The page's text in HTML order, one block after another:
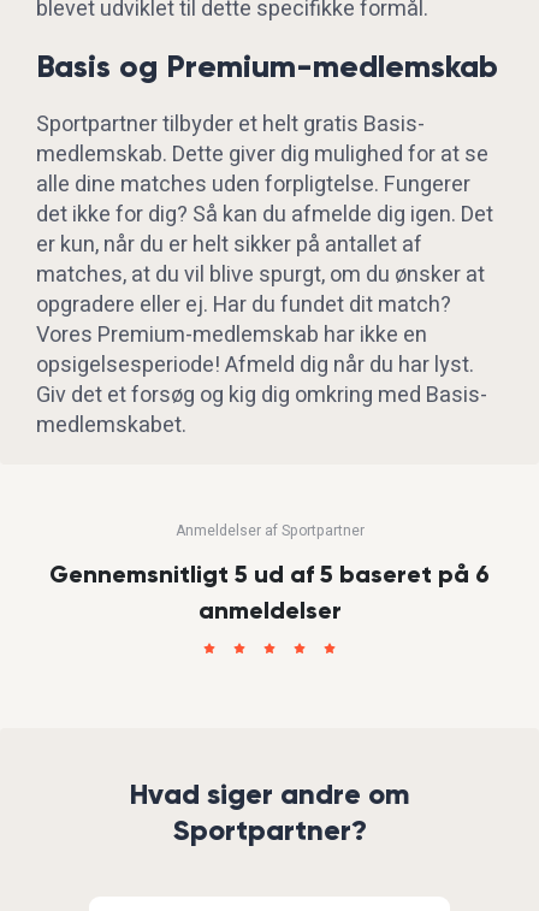
blevet udviklet til dette specifikke formål.
Basis og Premium-medlemskab
Sportpartner tilbyder et helt gratis Basis-
medlemskab. Dette giver dig mulighed for at se
alle dine matches uden forpligtelse. Fungerer
det ikke for dig? Så kan du afmelde dig igen. Det
er kun, når du er helt sikker på antallet af
matches, at du vil blive spurgt, om du ønsker at
opgradere eller ej. Har du fundet dit match?
Vores Premium-medlemskab har ikke en
opsigelsesperiode! Afmeld dig når du har lyst.
Giv det et forsøg og kig dig omkring med Basis-
medlemskabet.
Anmeldelser af Sportpartner
Gennemsnitligt 5 ud af 5 baseret på 6
anmeldelser
Hvad siger andre om
Sportpartner?